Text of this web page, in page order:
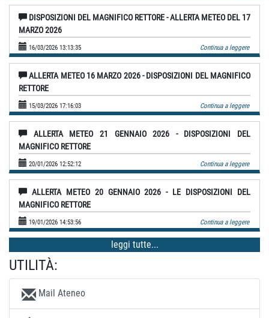
DISPOSIZIONI DEL MAGNIFICO RETTORE - ALLERTA METEO DEL 17
MARZO 2026
16/03/2026 13:13:35 Continua a leggere
ALLERTA METEO 16 MARZO 2026 - DISPOSIZIONI DEL MAGNIFICO
RETTORE
15/03/2026 17:16:03 Continua a leggere
ALLERTA METEO 21 GENNAIO 2026 - DISPOSIZIONI DEL
MAGNIFICO RETTORE
20/01/2026 12:52:12 Continua a leggere
ALLERTA METEO 20 GENNAIO 2026 - LE DISPOSIZIONI DEL
MAGNIFICO RETTORE
19/01/2026 14:53:56 Continua a leggere
leggi tutte...
UTILITÀ:
Mail Ateneo